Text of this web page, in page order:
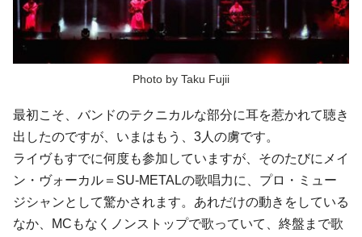
Photo by Taku Fujii
最初こそ、バンドのテクニカルな部分に耳を惹かれて聴き
出したのですが、いまはもう、3人の虜です。
ライヴもすでに何度も参加していますが、そのたびにメイ
ン・ヴォーカル＝SU-METALの歌唱力に、プロ・ミュー
ジシャンとして驚かされます。あれだけの動きをしている
なか、MCもなくノンストップで歌っていて、終盤まで歌